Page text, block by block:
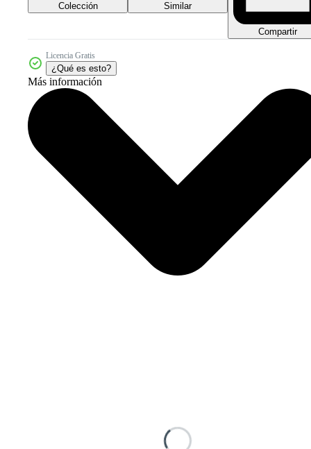
Colección Similar
Compartir
Licencia Gratis
¿Qué es esto?
Más información